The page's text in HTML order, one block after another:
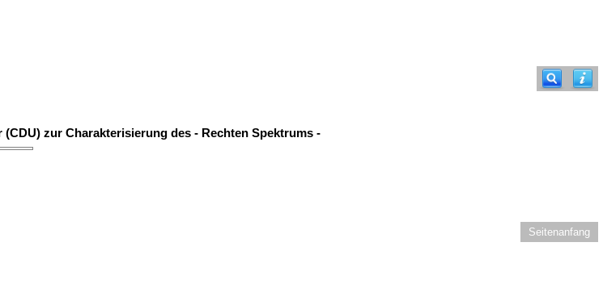
zur Charakterisierung des - Rechten Spektrums -
Seitenanfang